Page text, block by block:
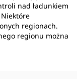
nad ładunkiem
regionach.
regionu można